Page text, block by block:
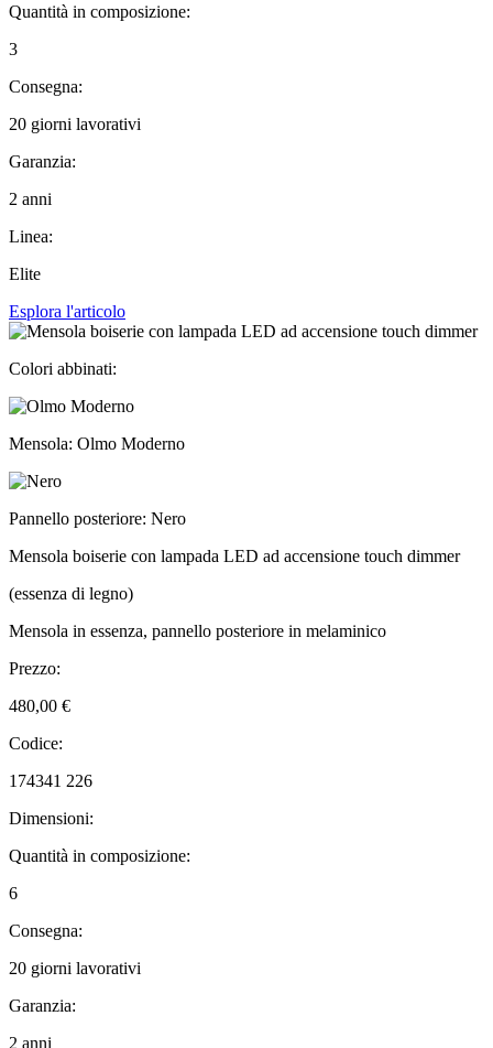
Quantità in composizione:
3
Consegna:
20 giorni lavorativi
Garanzia:
2 anni
Linea:
Elite
Esplora l'articolo
Colori abbinati:
Mensola: Olmo Moderno
Pannello posteriore: Nero
Mensola boiserie con lampada LED ad accensione touch dimmer
(essenza di legno)
Mensola in essenza, pannello posteriore in melaminico
Prezzo:
480,00 €
Codice:
174341 226
Dimensioni:
Quantità in composizione:
6
Consegna:
20 giorni lavorativi
Garanzia:
2 anni